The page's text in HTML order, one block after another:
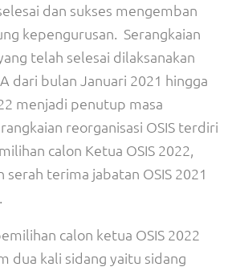
dan sukses mengemban
kepengurusan. Serangkaian
telah selesai dilaksanakan
dari bulan Januari 2021 hingga
menjadi penutup masa
reorganisasi OSIS terdiri
calon Ketua OSIS 2022,
serah terima jabatan OSIS 2021
calon ketua OSIS 2022
dua kali sidang yaitu sidang